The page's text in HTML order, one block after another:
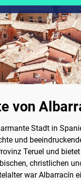
von
Stadt in
und
Teruel und
christlichen
war Albarracín